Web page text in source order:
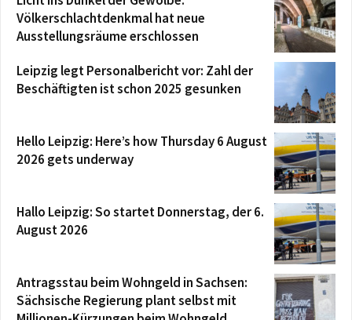
Völkerschlachtdenkmal hat neue
Ausstellungsräume erschlossen
Leipzig legt Personalbericht vor: Zahl der
Beschäftigten ist schon 2025 gesunken
Hello Leipzig: Here’s how Thursday 6 August
2026 gets underway
Hallo Leipzig: So startet Donnerstag, der 6.
August 2026
Antragsstau beim Wohngeld in Sachsen:
Sächsische Regierung plant selbst mit